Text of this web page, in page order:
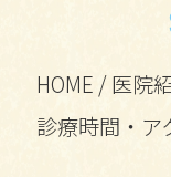
HOME /医院
診療時間・ア